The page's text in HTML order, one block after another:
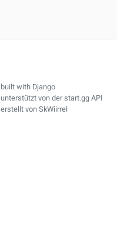
built with Django
unterstützt von derstart.gg API
erstellt vonSkWiirrel